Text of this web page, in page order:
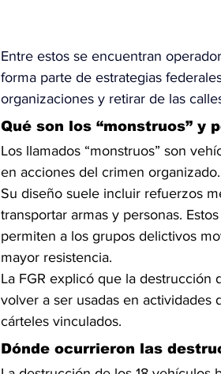
Entre estos se encuentran
forma parte de estrategias
organizaciones y retirar de las
Qué son los “monstruos” y
Los llamados “monstruos” son
en acciones del crimen organizado.
Su diseño suele incluir refuerzos
transportar armas y personas.
permiten a los grupos delictivos
mayor resistencia.
La FGR explicó que la destrucción
volver a ser usadas en actividades
cárteles vinculados.
Dónde ocurrieron las